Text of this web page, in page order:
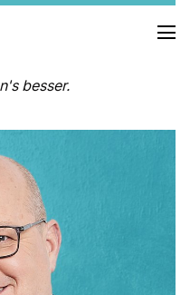
besser.